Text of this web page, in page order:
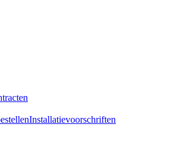
Installatievoorschriften